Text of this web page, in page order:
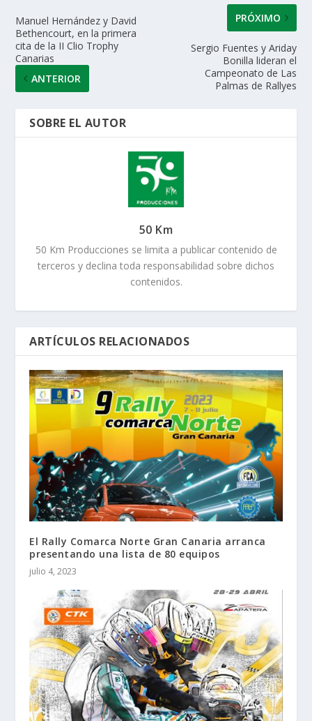
Manuel Hernández y David
Bethencourt, en la primera
cita de la II Clio Trophy
Canarias
ANTERIOR
PRÓXIMO
Sergio Fuentes y Ariday
Bonilla lideran el
Campeonato de Las
Palmas de Rallyes
SOBRE EL AUTOR
50 Km
50 Km Producciones se limita a publicar contenido de
terceros y declina toda responsabilidad sobre dichos
contenidos.
ARTÍCULOS RELACIONADOS
El Rally Comarca Norte Gran Canaria arranca
presentando una lista de 80 equipos
julio 4, 2023